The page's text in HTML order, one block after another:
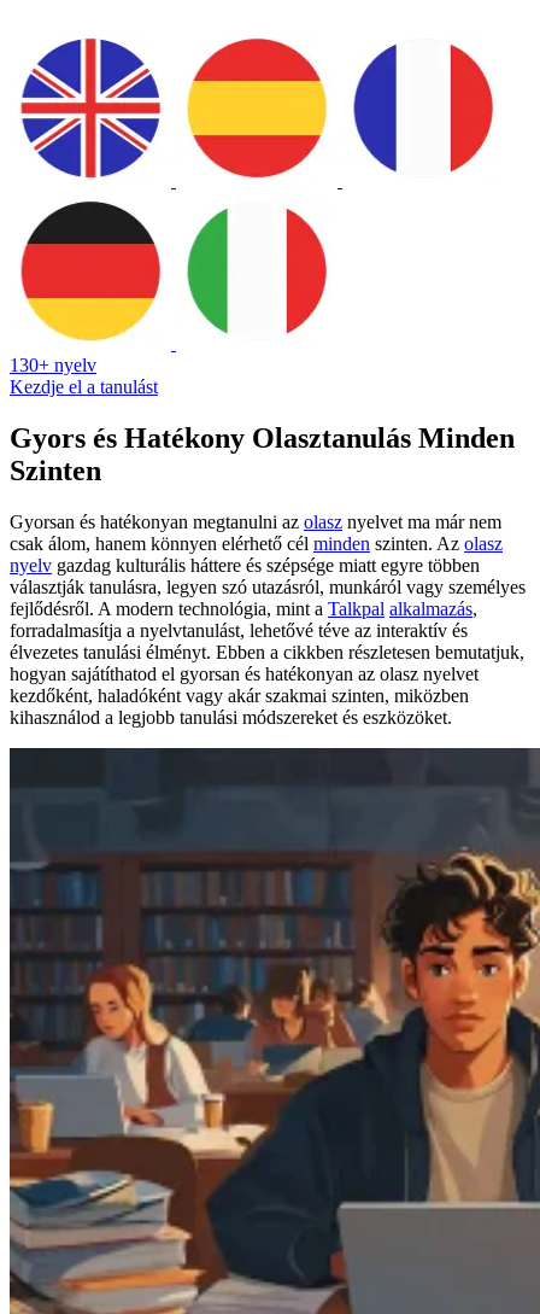
130+ nyelv
Kezdje el a tanulást
Gyors és Hatékony Olasztanulás Minden
Szinten
Gyorsan és hatékonyan megtanulni az olasz nyelvet ma már nem
csak álom, hanem könnyen elérhető cél minden szinten. Az olasz
nyelv gazdag kulturális háttere és szépsége miatt egyre többen
választják tanulásra, legyen szó utazásról, munkáról vagy személyes
fejlődésről. A modern technológia, mint a Talkpal alkalmazás,
forradalmasítja a nyelvtanulást, lehetővé téve az interaktív és
élvezetes tanulási élményt. Ebben a cikkben részletesen bemutatjuk,
hogyan sajátíthatod el gyorsan és hatékonyan az olasz nyelvet
kezdőként, haladóként vagy akár szakmai szinten, miközben
kihasználod a legjobb tanulási módszereket és eszközöket.